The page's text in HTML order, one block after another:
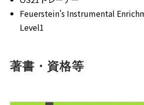
Feuerstein's Instrumental
Level1
著書・資格等